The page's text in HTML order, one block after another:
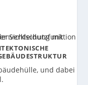
und dabei